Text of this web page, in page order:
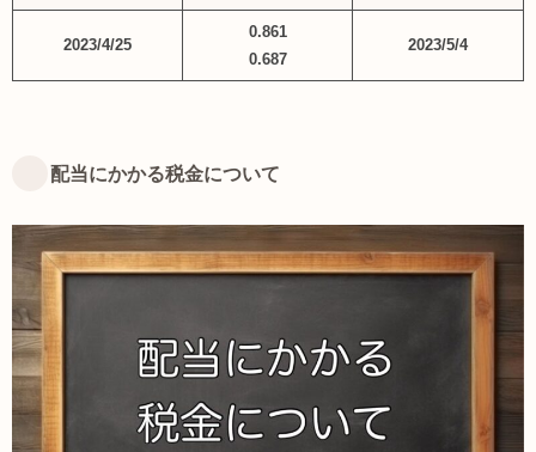
2023/4/25
0.861
0.687
2023/5/4
配当にかかる税金について